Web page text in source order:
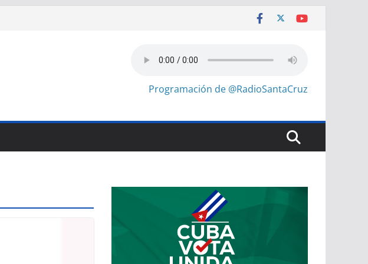
Programación de @RadioSantaCruz